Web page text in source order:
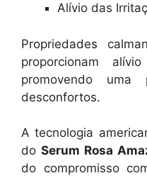
Alívio das
Propriedades
proporcionam
promovendo
desconfortos.
A tecnologia
do Serum Rosa
do compromisso